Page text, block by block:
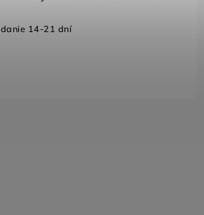
14-21 dní